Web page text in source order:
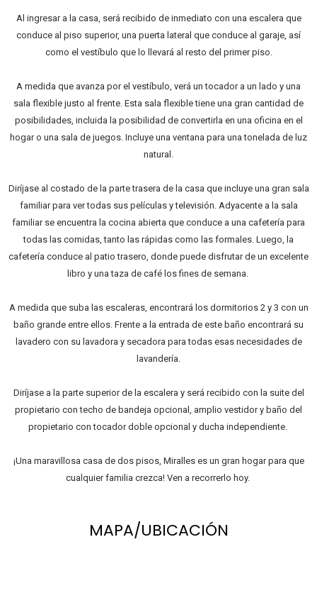
Al ingresar a la casa, será recibido de inmediato con una escalera que
conduce al piso superior, una puerta lateral que conduce al garaje, así
como el vestíbulo que lo llevará al resto del primer piso.
A medida que avanza por el vestíbulo, verá un tocador a un lado y una
sala flexible justo al frente. Esta sala flexible tiene una gran cantidad de
posibilidades, incluida la posibilidad de convertirla en una oficina en el
hogar o una sala de juegos. Incluye una ventana para una tonelada de luz
natural.
Diríjase al costado de la parte trasera de la casa que incluye una gran sala
familiar para ver todas sus películas y televisión. Adyacente a la sala
familiar se encuentra la cocina abierta que conduce a una cafetería para
todas las comidas, tanto las rápidas como las formales. Luego, la
cafetería conduce al patio trasero, donde puede disfrutar de un excelente
libro y una taza de café los fines de semana.
A medida que suba las escaleras, encontrará los dormitorios 2 y 3 con un
baño grande entre ellos. Frente a la entrada de este baño encontrará su
lavadero con su lavadora y secadora para todas esas necesidades de
lavandería.
Diríjase a la parte superior de la escalera y será recibido con la suite del
propietario con techo de bandeja opcional, amplio vestidor y baño del
propietario con tocador doble opcional y ducha independiente.
¡Una maravillosa casa de dos pisos, Miralles es un gran hogar para que
cualquier familia crezca! Ven a recorrerlo hoy.
MAPA/UBICACIÓN